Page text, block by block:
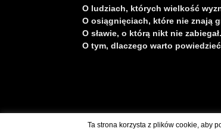
O ludziach, których wielkość
O osiągnięciach, które nie znają
O sławie, o którą nikt nie zabiegał.
O tym, dlaczego warto
Skontaktuj się z nami:
Ta strona korzysta z plików cookie, aby